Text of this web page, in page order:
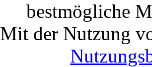
bestmögliche
Mit der Nutzung